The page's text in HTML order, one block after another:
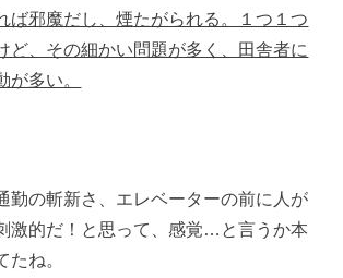
ば邪魔だし、煙たがられる。１つ１つ
ど、その細かい問題が多く、田舎者に
が多い。
勤の斬新さ、エレベーターの前に人が
激的だ！と思って、感覚…と言うか本
たね。